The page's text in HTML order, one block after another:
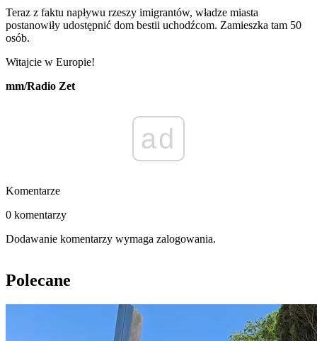
Teraz z faktu napływu rzeszy imigrantów, władze miasta
postanowiły udostępnić dom bestii uchodźcom. Zamieszka tam 50
osób.
Witajcie w Europie!
mm/Radio Zet
ad
Komentarze
0 komentarzy
Dodawanie komentarzy wymaga zalogowania.
Polecane